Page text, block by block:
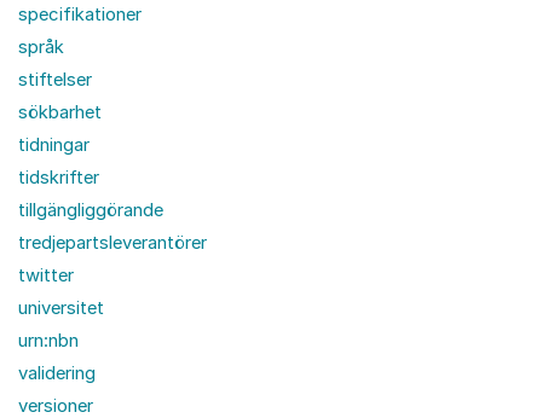
specifikationer
språk
stiftelser
sökbarhet
tidningar
tidskrifter
tillgängliggörande
tredjepartsleverantörer
twitter
universitet
urn:nbn
validering
versioner